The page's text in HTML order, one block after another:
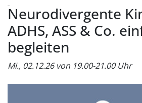
Neurodivergente
ADHS, ASS & Co.
begleiten
Mi., 02.12.26 von 19.00-21.00 Uhr